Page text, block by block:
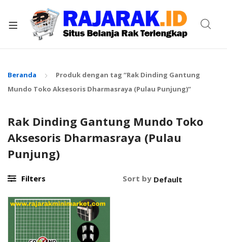
Beranda
Produk dengan tag “Rak Dinding Gantung
Mundo Toko Aksesoris Dharmasraya (Pulau Punjung)”
Rak Dinding Gantung Mundo Toko
Aksesoris Dharmasraya (Pulau
Punjung)
Filters Sort by